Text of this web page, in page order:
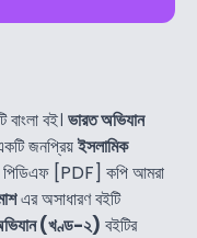
বই। ভারত অভিযান
জনপ্রিয়ইসলামিক
পিডিএফ [PDF] কপি আমরা
এর অসাধারণ বইটি
(খণ্ড-২) বইটির